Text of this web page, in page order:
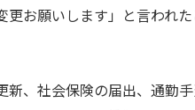
お願いします」と言われ
新、社会保険の届出、通